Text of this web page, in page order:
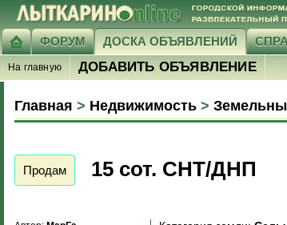
ФОРУМ ДОСКА ОБЪЯВЛЕНИЙ
На главную ДОБАВИТЬ ОБЪЯВЛЕНИЕ
Главная > Недвижимость >
Продам 15 сот. СНТ/ДНП